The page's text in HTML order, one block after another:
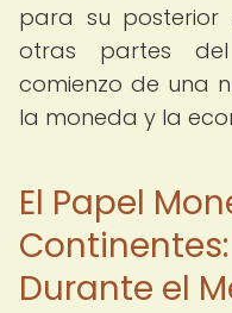
para su posterior
otras partes
comienzo de una
la moneda y la
El Papel
Durante el